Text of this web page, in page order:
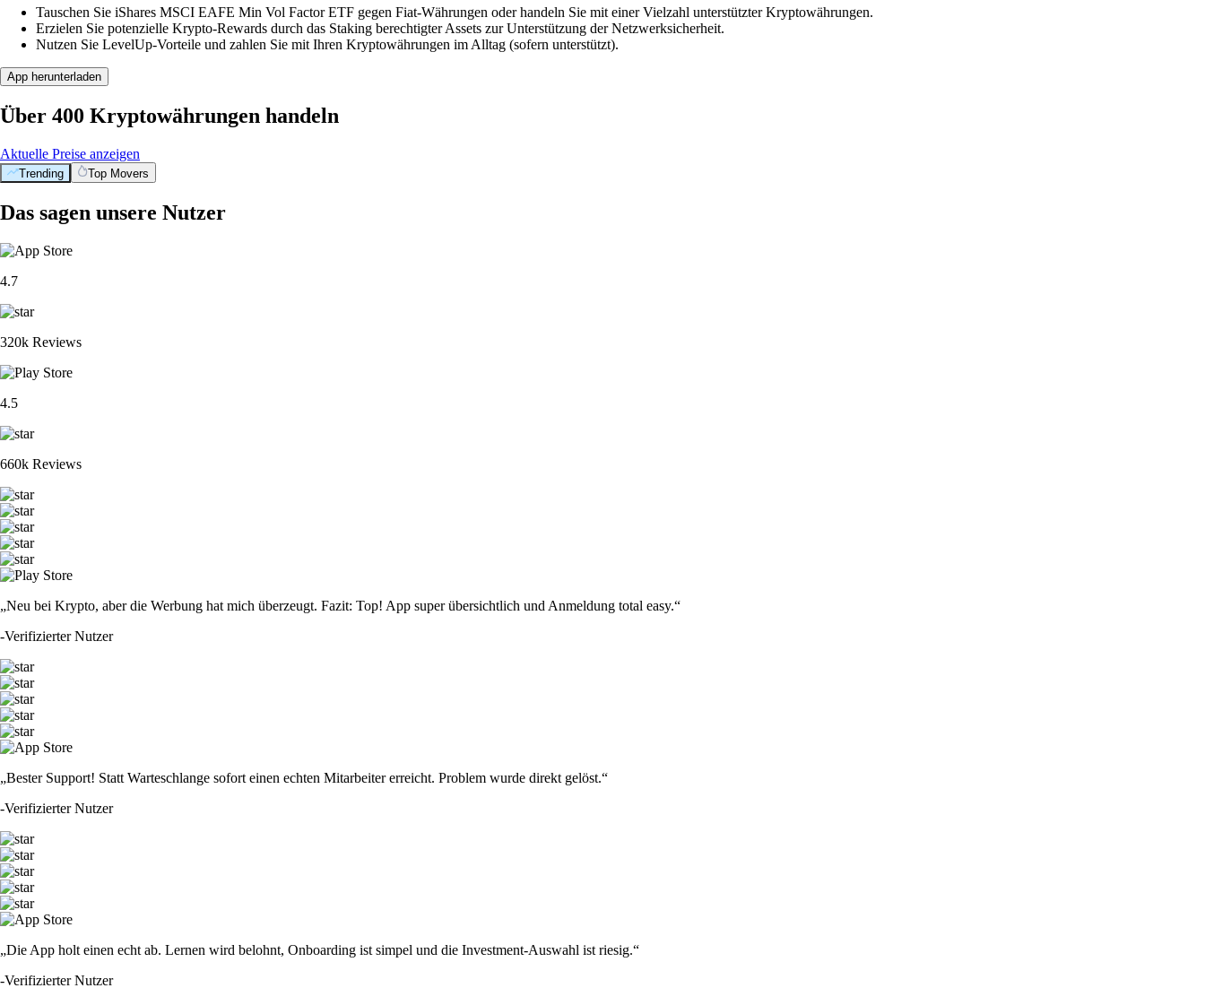
Tauschen Sie iShares MSCI EAFE Min Vol Factor ETF gegen Fiat-Währungen oder handeln Sie mit einer Vielzahl unterstützter Kryptowährungen.
Erzielen Sie potenzielle Krypto-Rewards durch das Staking berechtigter Assets zur Unterstützung der Netzwerksicherheit.
Nutzen Sie LevelUp-Vorteile und zahlen Sie mit Ihren Kryptowährungen im Alltag (sofern unterstützt).
App herunterladen
Über 400 Kryptowährungen handeln
Aktuelle Preise anzeigen
Trending Top Movers
Das sagen unsere Nutzer
4.7
320k Reviews
4.5
660k Reviews
„Neu bei Krypto, aber die Werbung hat mich überzeugt. Fazit: Top! App super übersichtlich und Anmeldung total easy.“
-Verifizierter Nutzer
„Bester Support! Statt Warteschlange sofort einen echten Mitarbeiter erreicht. Problem wurde direkt gelöst.“
-Verifizierter Nutzer
„Die App holt einen echt ab. Lernen wird belohnt, Onboarding ist simpel und die Investment-Auswahl ist riesig.“
-Verifizierter Nutzer